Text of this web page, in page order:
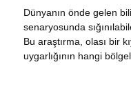
Dünyanın önde gelen
senaryosunda
Bu araştırma, olası bir
uygarlığının hangi